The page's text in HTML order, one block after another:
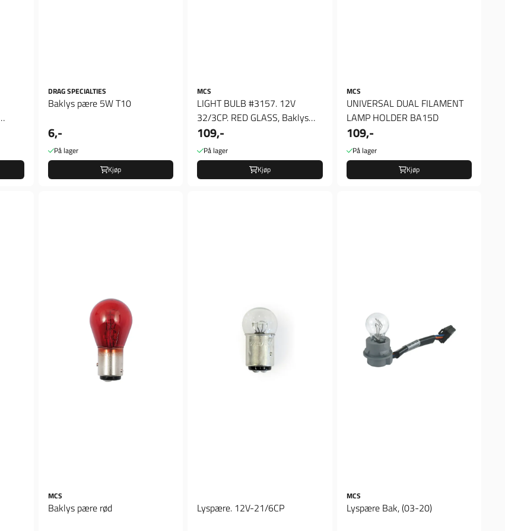
DRAG SPECIALTIES
Baklys pære 5W T10
6,-
På lager
Kjøp
MCS
LIGHT BULB #3157. 12V
32/3CP. RED GLASS, Baklys
pære
109,-
På lager
Kjøp
MCS
UNIVERSAL DUAL FILAMENT
LAMP HOLDER BA15D
109,-
På lager
Kjøp
MCS
Baklys pære rød Lyspære. 12V-21/6CP
MCS
Lyspære Bak, (03-20)